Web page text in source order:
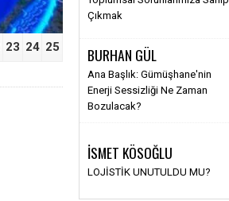
23 24 25
Çıkmak
BURHAN GÜL
Ana Başlık: Gümüşhane'nin
Enerji Sessizliği Ne Zaman
Bozulacak?
İSMET KÖSOĞLU
LOJİSTİK UNUTULDU MU?